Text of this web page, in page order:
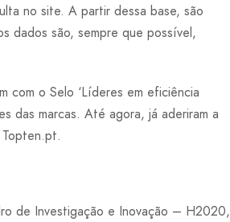
no site. A partir dessa base, são
dados são, sempre que possível,
com o Selo ‘Líderes em eficiência
das marcas. Até agora, já aderiram a
de Investigação e Inovação – H2020,